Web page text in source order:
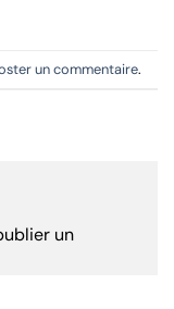
un commentaire.
un